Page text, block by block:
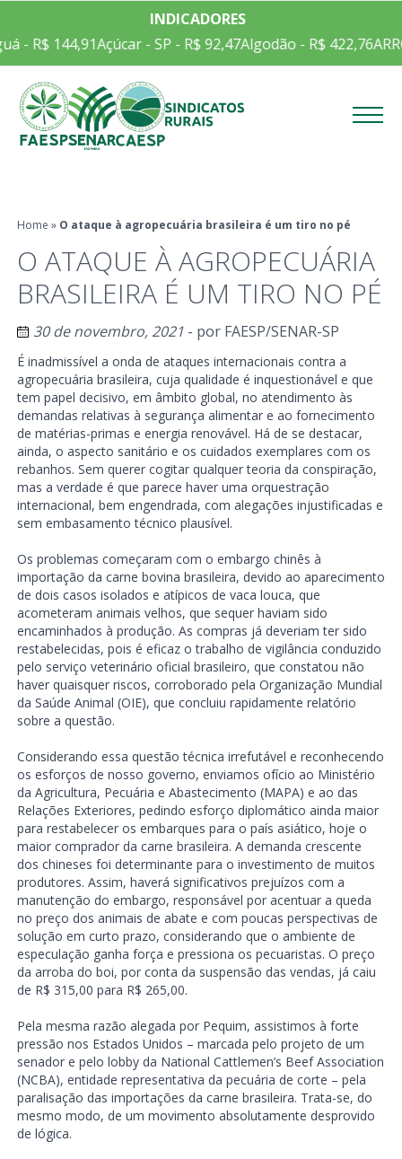
INDICADORES
- R$ 144,91Açúcar - SP - R$ 92,47Algodão - R$ 422,76
Home » O ataque à agropecuária brasileira é um tiro no pé
O ATAQUE À AGROPECUÁRIA
BRASILEIRA É UM TIRO NO PÉ
30 de novembro, 2021- por FAESP/SENAR-SP
É inadmissível a onda de ataques internacionais contra a
agropecuária brasileira, cuja qualidade é inquestionável e que
tem papel decisivo, em âmbito global, no atendimento às
demandas relativas à segurança alimentar e ao fornecimento
de matérias-primas e energia renovável. Há de se destacar,
ainda, o aspecto sanitário e os cuidados exemplares com os
rebanhos. Sem querer cogitar qualquer teoria da conspiração,
mas a verdade é que parece haver uma orquestração
internacional, bem engendrada, com alegações injustificadas e
sem embasamento técnico plausível.
Os problemas começaram com o embargo chinês à
importação da carne bovina brasileira, devido ao aparecimento
de dois casos isolados e atípicos de vaca louca, que
acometeram animais velhos, que sequer haviam sido
encaminhados à produção. As compras já deveriam ter sido
restabelecidas, pois é eficaz o trabalho de vigilância conduzido
pelo serviço veterinário oficial brasileiro, que constatou não
haver quaisquer riscos, corroborado pela Organização Mundial
da Saúde Animal (OIE), que concluiu rapidamente relatório
sobre a questão.
Considerando essa questão técnica irrefutável e reconhecendo
os esforços de nosso governo, enviamos ofício ao Ministério
da Agricultura, Pecuária e Abastecimento (MAPA) e ao das
Relações Exteriores, pedindo esforço diplomático ainda maior
para restabelecer os embarques para o país asiático, hoje o
maior comprador da carne brasileira. A demanda crescente
dos chineses foi determinante para o investimento de muitos
produtores. Assim, haverá significativos prejuízos com a
manutenção do embargo, responsável por acentuar a queda
no preço dos animais de abate e com poucas perspectivas de
solução em curto prazo, considerando que o ambiente de
especulação ganha força e pressiona os pecuaristas. O preço
da arroba do boi, por conta da suspensão das vendas, já caiu
de R$ 315,00 para R$ 265,00.
Pela mesma razão alegada por Pequim, assistimos à forte
pressão nos Estados Unidos – marcada pelo projeto de um
senador e pelo lobby da National Cattlemen’s Beef Association
(NCBA), entidade representativa da pecuária de corte – pela
paralisação das importações da carne brasileira. Trata-se, do
mesmo modo, de um movimento absolutamente desprovido
de lógica.